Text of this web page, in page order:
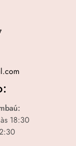
18:30